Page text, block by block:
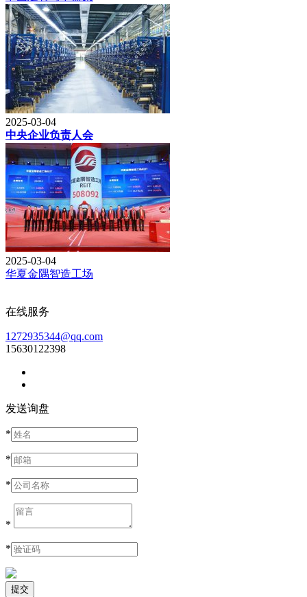
2025-03-04
中央企业负责人会
2025-03-04
华夏金隅智造工场
在线服务
1272935344@qq.com
15630122398
发送询盘
*
*
*
*
*